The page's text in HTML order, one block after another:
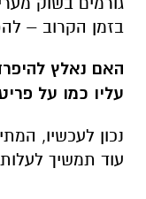
בזמן הקרוב –
האם נאלץ
עליו כמו על
נכון לעכשיו,
עוד תמשיך